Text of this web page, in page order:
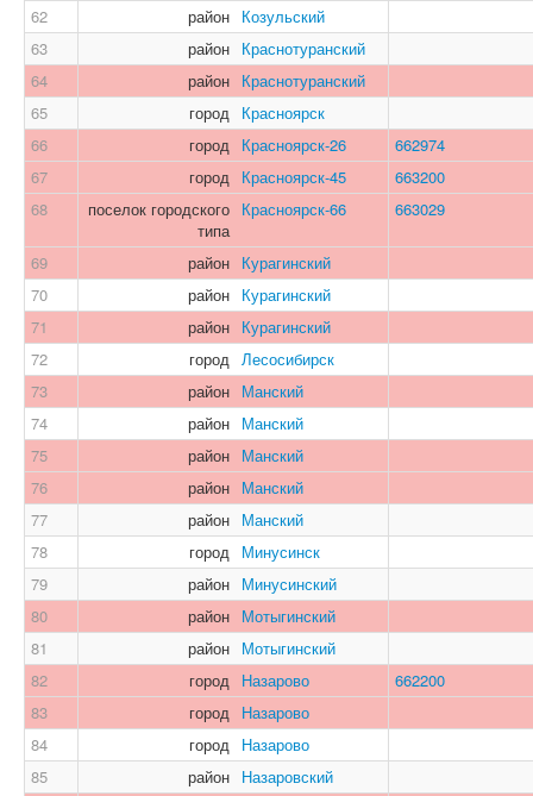
62
район Козульский
63
район Краснотуранский
64
район Краснотуранский
65
город Красноярск
66
город Красноярск-26
662974
67
город Красноярск-45
663200
68
поселок городского
типа
Красноярск-66 663029
69 район Курагинский
70
район Курагинский
71
район Курагинский
72
город Лесосибирск
73
район Манский
74
район Манский
75
район Манский
76
район Манский
77
район Манский
78
город Минусинск
79
район Минусинский
80
район Мотыгинский
81
район Мотыгинский
82
город Назарово
662200
83
город Назарово
84
город Назарово
85
район Назаровский